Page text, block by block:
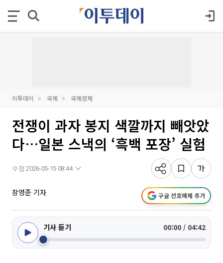
이투데이 국제 국제경제
전쟁이 과자 봉지 색깔까지 빼앗았
다…일본 스낵의 ‘흑백 포장’ 실험
수정 2026-05-15 08:44
장영준 기자 구글 선호매체 추가
기사 듣기 00:00 / 04:42